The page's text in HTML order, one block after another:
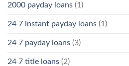
2000 payday loans (1)
24 7 instant payday loans (1)
24 7 payday loans (3)
24 7 title loans (2)